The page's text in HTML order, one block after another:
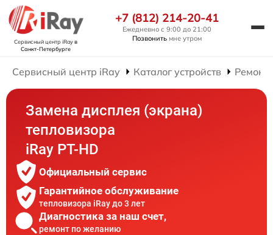
Сервисный центр iRayв
Санкт-Петербурге
+7 (812) 214-20-41
Ежедневно с 9:00 до 21:00
Позвонить мне утром
Сервисный центр iRay Каталог устройств Ремонт
Замена дисплея (экрана)
тепловизора
iRay PT-HD
Официальный сервис
Гарантийное обслуживание
тепловизора iRay до 3 лет
Диагностика за наш счет,
ремонт по желанию